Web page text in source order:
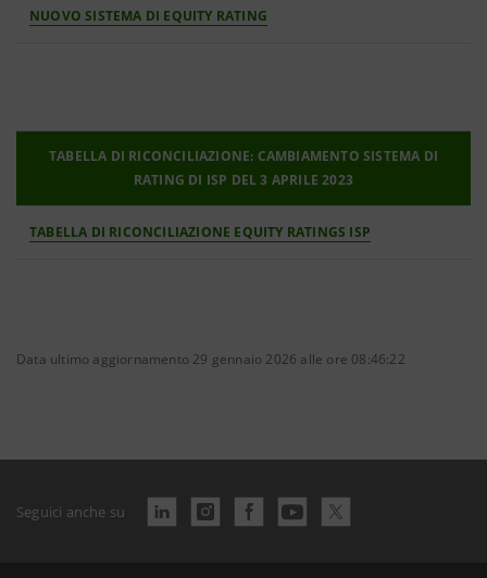
NUOVO SISTEMA DI EQUITY RATING
TABELLA DI RICONCILIAZIONE: CAMBIAMENTO SISTEMA DI
RATING DI ISP DEL 3 APRILE 2023
TABELLA DI RICONCILIAZIONE EQUITY RATINGS ISP
Data ultimo aggiornamento 29 gennaio 2026 alle ore 08:46:22
Seguici anche su